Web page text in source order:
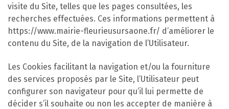
visite du Site, telles que les pages consultées, les
recherches effectuées. Ces informations permettent à
https://www.mairie-fleurieusursaone.fr/ d’améliorer le
contenu du Site, de la navigation de l’Utilisateur.
Les Cookies facilitant la navigation et/ou la fourniture
des services proposés par le Site, l’Utilisateur peut
configurer son navigateur pour qu’il lui permette de
décider s’il souhaite ou non les accepter de manière à